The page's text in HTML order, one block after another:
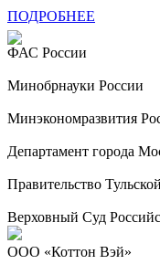
ПОДРОБНЕЕ
ФАС России
Минобрнауки России
Минэкономразвития
Департамент города
Правительство
Верховный Суд
ООО «Коттон Вэй»